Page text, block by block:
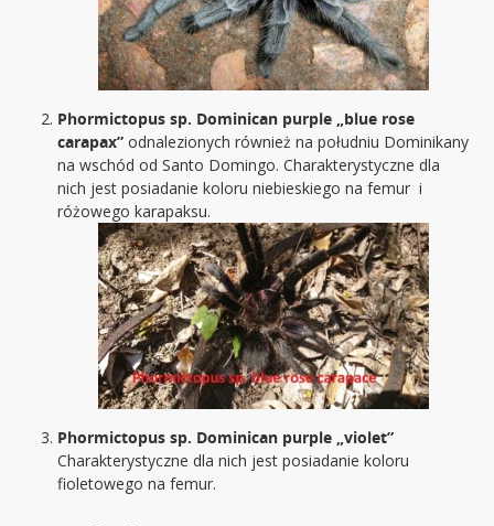
Phormictopus sp. Dominican purple „blue rose
carapax”odnalezionych również na południu Dominikany
na wschód od Santo Domingo. Charakterystyczne dla
nich jest posiadanie koloru niebieskiego na femur i
różowego karapaksu.
Phormictopus sp. Dominican purple „violet”
Charakterystyczne dla nich jest posiadanie koloru
fioletowego na femur.